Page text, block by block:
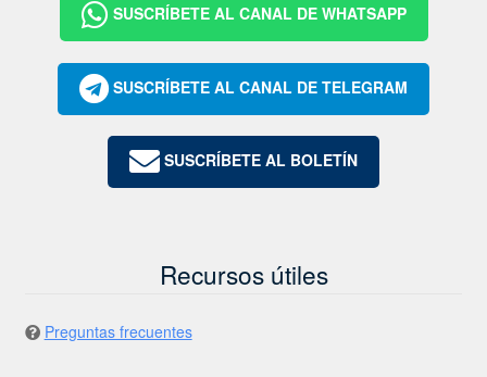
SUSCRÍBETE AL CANAL DE WHATSAPP
SUSCRÍBETE AL CANAL DE TELEGRAM
SUSCRÍBETE AL BOLETÍN
Recursos útiles
Preguntas frecuentes